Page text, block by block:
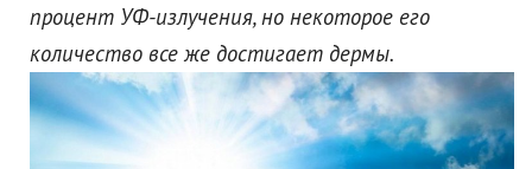
процент УФ-излучения, но некоторое его
количество все же достигает дермы.